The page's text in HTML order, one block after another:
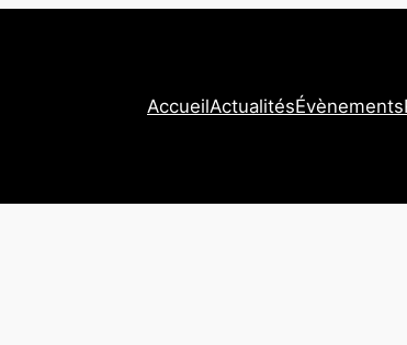
AccueilActualitésÉvènements